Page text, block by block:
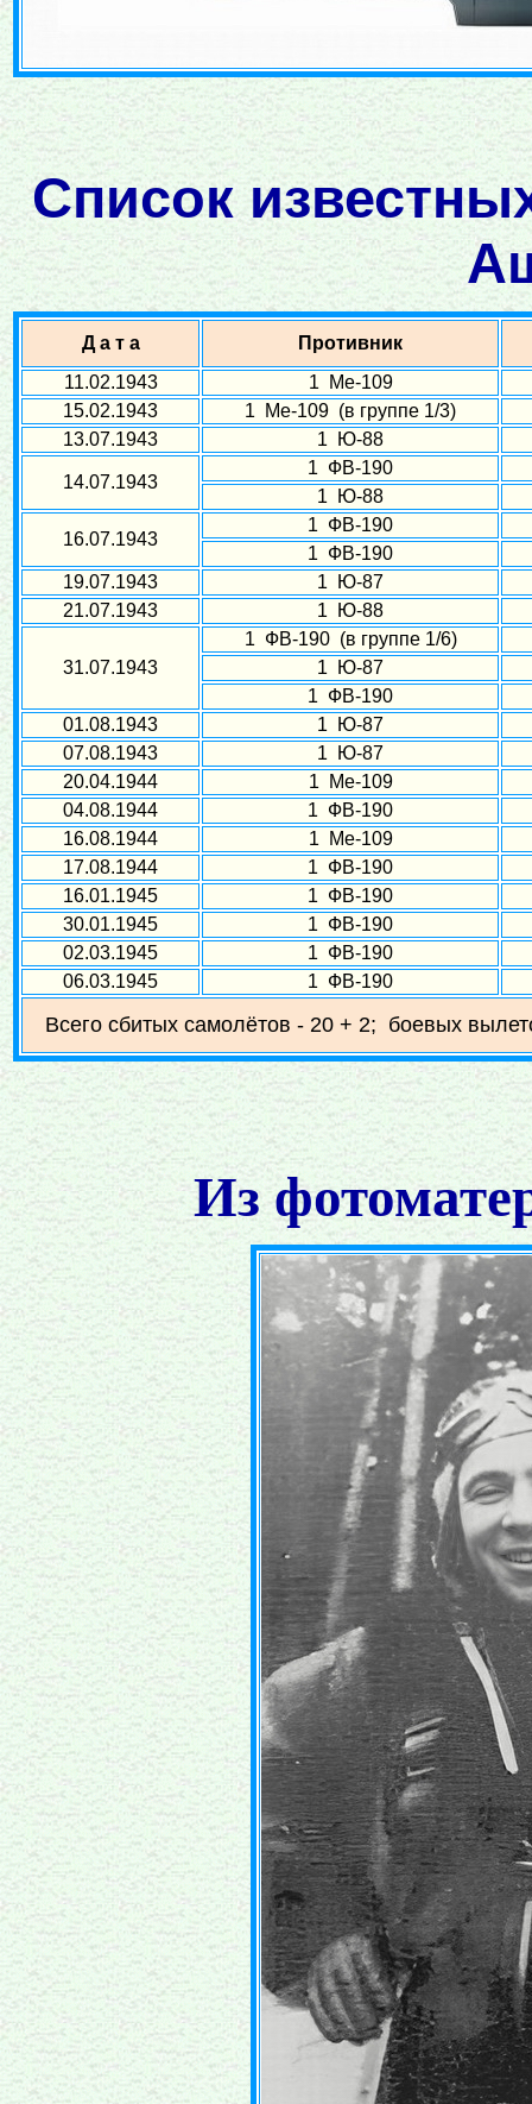
Список
Д а т а
Противник
11.02.1943
1 Ме-109
15.02.1943
1 Ме-109 (в группе 1/3)
13.07.1943
1 Ю-88
14.07.1943
1 ФВ-190
1 Ю-88
16.07.1943
1 ФВ-190
1 ФВ-190
19.07.1943
1 Ю-87
21.07.1943
1 Ю-88
31.07.1943
1 ФВ-190 (в группе 1/6)
1 Ю-87
1 ФВ-190
01.08.1943
1 Ю-87
07.08.1943
1 Ю-87
20.04.1944
1 Ме-109
04.08.1944
1 ФВ-190
16.08.1944
1 Ме-109
17.08.1944
1 ФВ-190
16.01.1945
1 ФВ-190
30.01.1945
1 ФВ-190
02.03.1945
1 ФВ-190
06.03.1945
1 ФВ-190
Всего сбитых самолётов - 20 + 2; боевых
Из